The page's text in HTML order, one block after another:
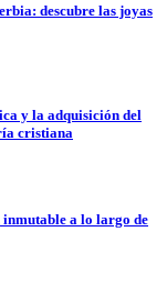
descubre las joyas
y la adquisición del
cristiana
a lo largo de